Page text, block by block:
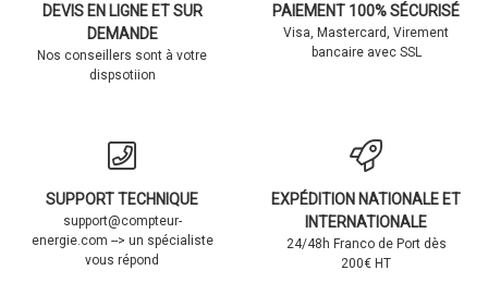
DEVIS EN LIGNE ET SUR
DEMANDE
Nos conseillers sont à votre
dispsotiion
PAIEMENT 100% SÉCURISÉ
Visa, Mastercard, Virement
bancaire avec SSL
SUPPORT TECHNIQUE
support@compteur-
energie.com --> un spécialiste
vous répond
EXPÉDITION NATIONALE ET
INTERNATIONALE
24/48h Franco de Port dès
200€ HT